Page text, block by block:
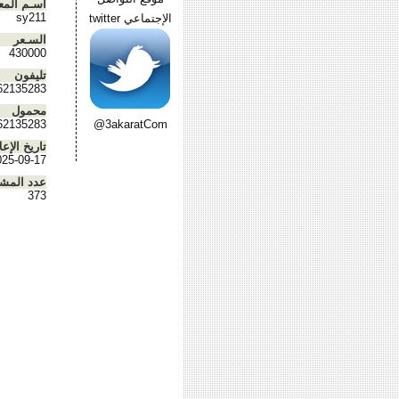
أسـم
sy211
السـعر
430000
تليفون
محمول
تاريخ
09-17
عدد
373
الإجتماعي twitter
@3akaratCom